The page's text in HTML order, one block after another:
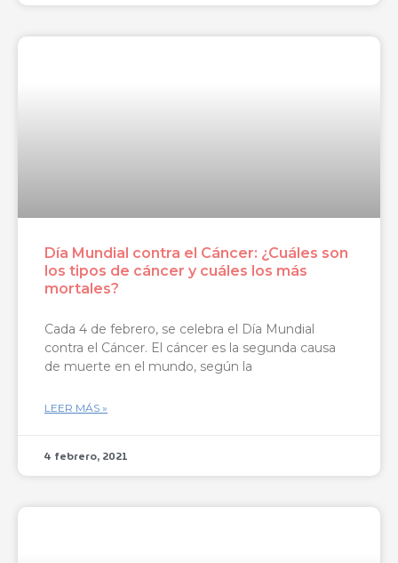
Día Mundial contra el Cáncer: ¿Cuáles son
los tipos de cáncer y cuáles los más
mortales?
Cada 4 de febrero, se celebra el Día Mundial
contra el Cáncer. El cáncer es la segunda causa
de muerte en el mundo, según la
LEER MÁS »
4 febrero, 2021